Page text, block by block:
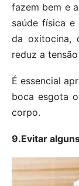
fazem bem e
saúde física e
da oxitocina,
reduz a
É essencial
boca esgota
corpo.
9.Evitar